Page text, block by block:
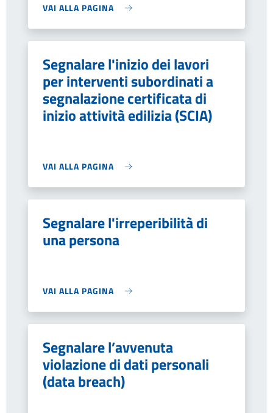
VAI ALLA PAGINA
Segnalare l'inizio dei lavori
per interventi subordinati a
segnalazione certificata di
inizio attività edilizia (SCIA)
VAI ALLA PAGINA
Segnalare l'irreperibilità di
una persona
VAI ALLA PAGINA
Segnalare l’avvenuta
violazione di dati personali
(data breach)